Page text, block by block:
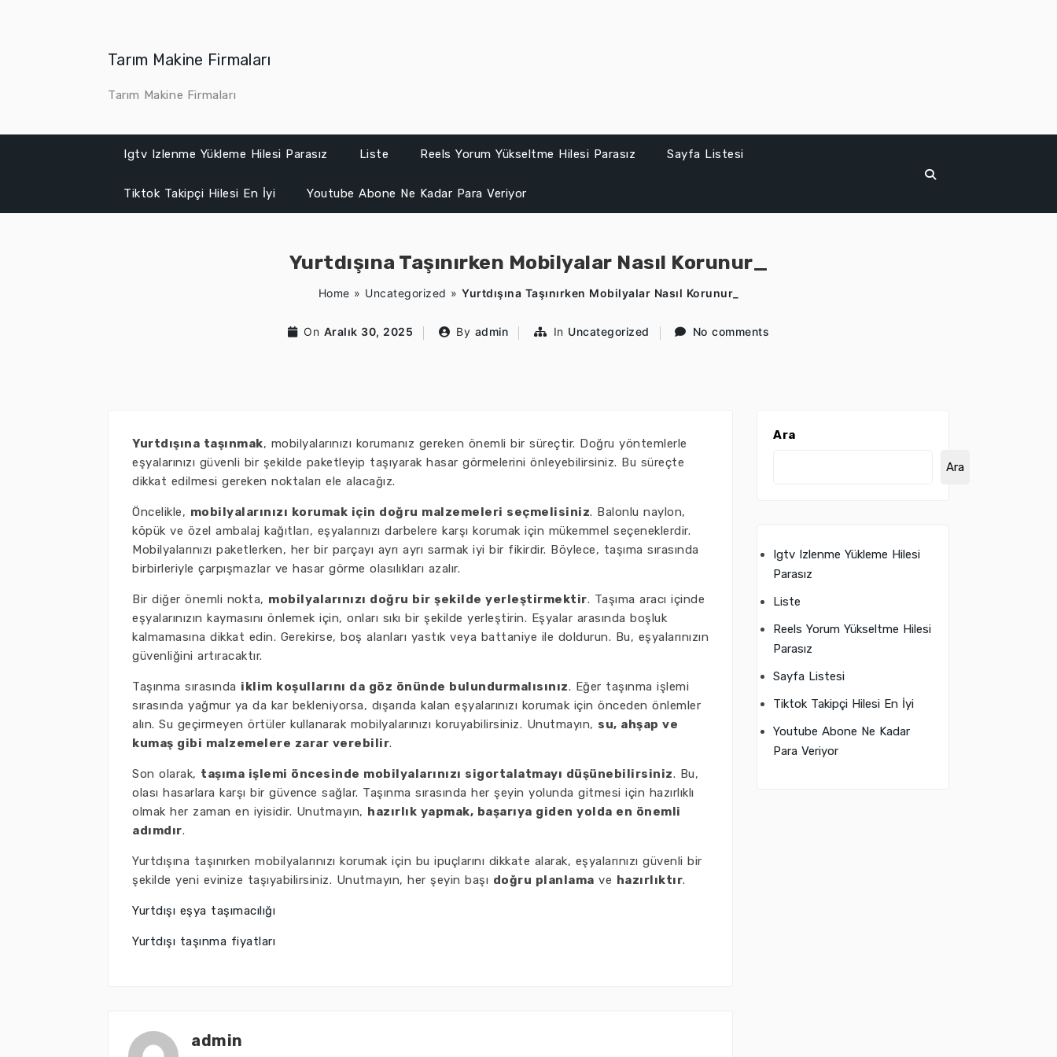
Tarım Makine Firmaları
Tarım Makine Firmaları
Igtv Izlenme Yükleme Hilesi Parasız Liste Reels Yorum Yükseltme Hilesi Parasız Sayfa Listesi
Tiktok Takipçi Hilesi En İyi Youtube Abone Ne Kadar Para Veriyor
Yurtdışına Taşınırken Mobilyalar Nasıl Korunur_
Home » Uncategorized » Yurtdışına Taşınırken Mobilyalar Nasıl Korunur_
On Aralık 30, 2025 By admin In Uncategorized No comments
Yurtdışına taşınmak, mobilyalarınızı korumanız gereken önemli bir süreçtir. Doğru yöntemlerle
eşyalarınızı güvenli bir şekilde paketleyip taşıyarak hasar görmelerini önleyebilirsiniz. Bu süreçte
dikkat edilmesi gereken noktaları ele alacağız.
Öncelikle, mobilyalarınızı korumak için doğru malzemeleri seçmelisiniz. Balonlu naylon,
köpük ve özel ambalaj kağıtları, eşyalarınızı darbelere karşı korumak için mükemmel seçeneklerdir.
Mobilyalarınızı paketlerken, her bir parçayı ayrı ayrı sarmak iyi bir fikirdir. Böylece, taşıma sırasında
birbirleriyle çarpışmazlar ve hasar görme olasılıkları azalır.
Bir diğer önemli nokta, mobilyalarınızı doğru bir şekilde yerleştirmektir. Taşıma aracı içinde
eşyalarınızın kaymasını önlemek için, onları sıkı bir şekilde yerleştirin. Eşyalar arasında boşluk
kalmamasına dikkat edin. Gerekirse, boş alanları yastık veya battaniye ile doldurun. Bu, eşyalarınızın
güvenliğini artıracaktır.
Taşınma sırasında iklim koşullarını da göz önünde bulundurmalısınız. Eğer taşınma işlemi
sırasında yağmur ya da kar bekleniyorsa, dışarıda kalan eşyalarınızı korumak için önceden önlemler
alın. Su geçirmeyen örtüler kullanarak mobilyalarınızı koruyabilirsiniz. Unutmayın, su, ahşap ve
kumaş gibi malzemelere zarar verebilir.
Son olarak, taşıma işlemi öncesinde mobilyalarınızı sigortalatmayı düşünebilirsiniz. Bu,
olası hasarlara karşı bir güvence sağlar. Taşınma sırasında her şeyin yolunda gitmesi için hazırlıklı
olmak her zaman en iyisidir. Unutmayın, hazırlık yapmak, başarıya giden yolda en önemli
adımdır.
Yurtdışına taşınırken mobilyalarınızı korumak için bu ipuçlarını dikkate alarak, eşyalarınızı güvenli bir
şekilde yeni evinize taşıyabilirsiniz. Unutmayın, her şeyin başı doğru planlama ve hazırlıktır.
Yurtdışı eşya taşımacılığı
Yurtdışı taşınma fiyatları
admin
Ara
Ara
Igtv Izlenme Yükleme Hilesi
Parasız
Liste
Reels Yorum Yükseltme Hilesi
Parasız
Sayfa Listesi
Tiktok Takipçi Hilesi En İyi
Youtube Abone Ne Kadar
Para Veriyor